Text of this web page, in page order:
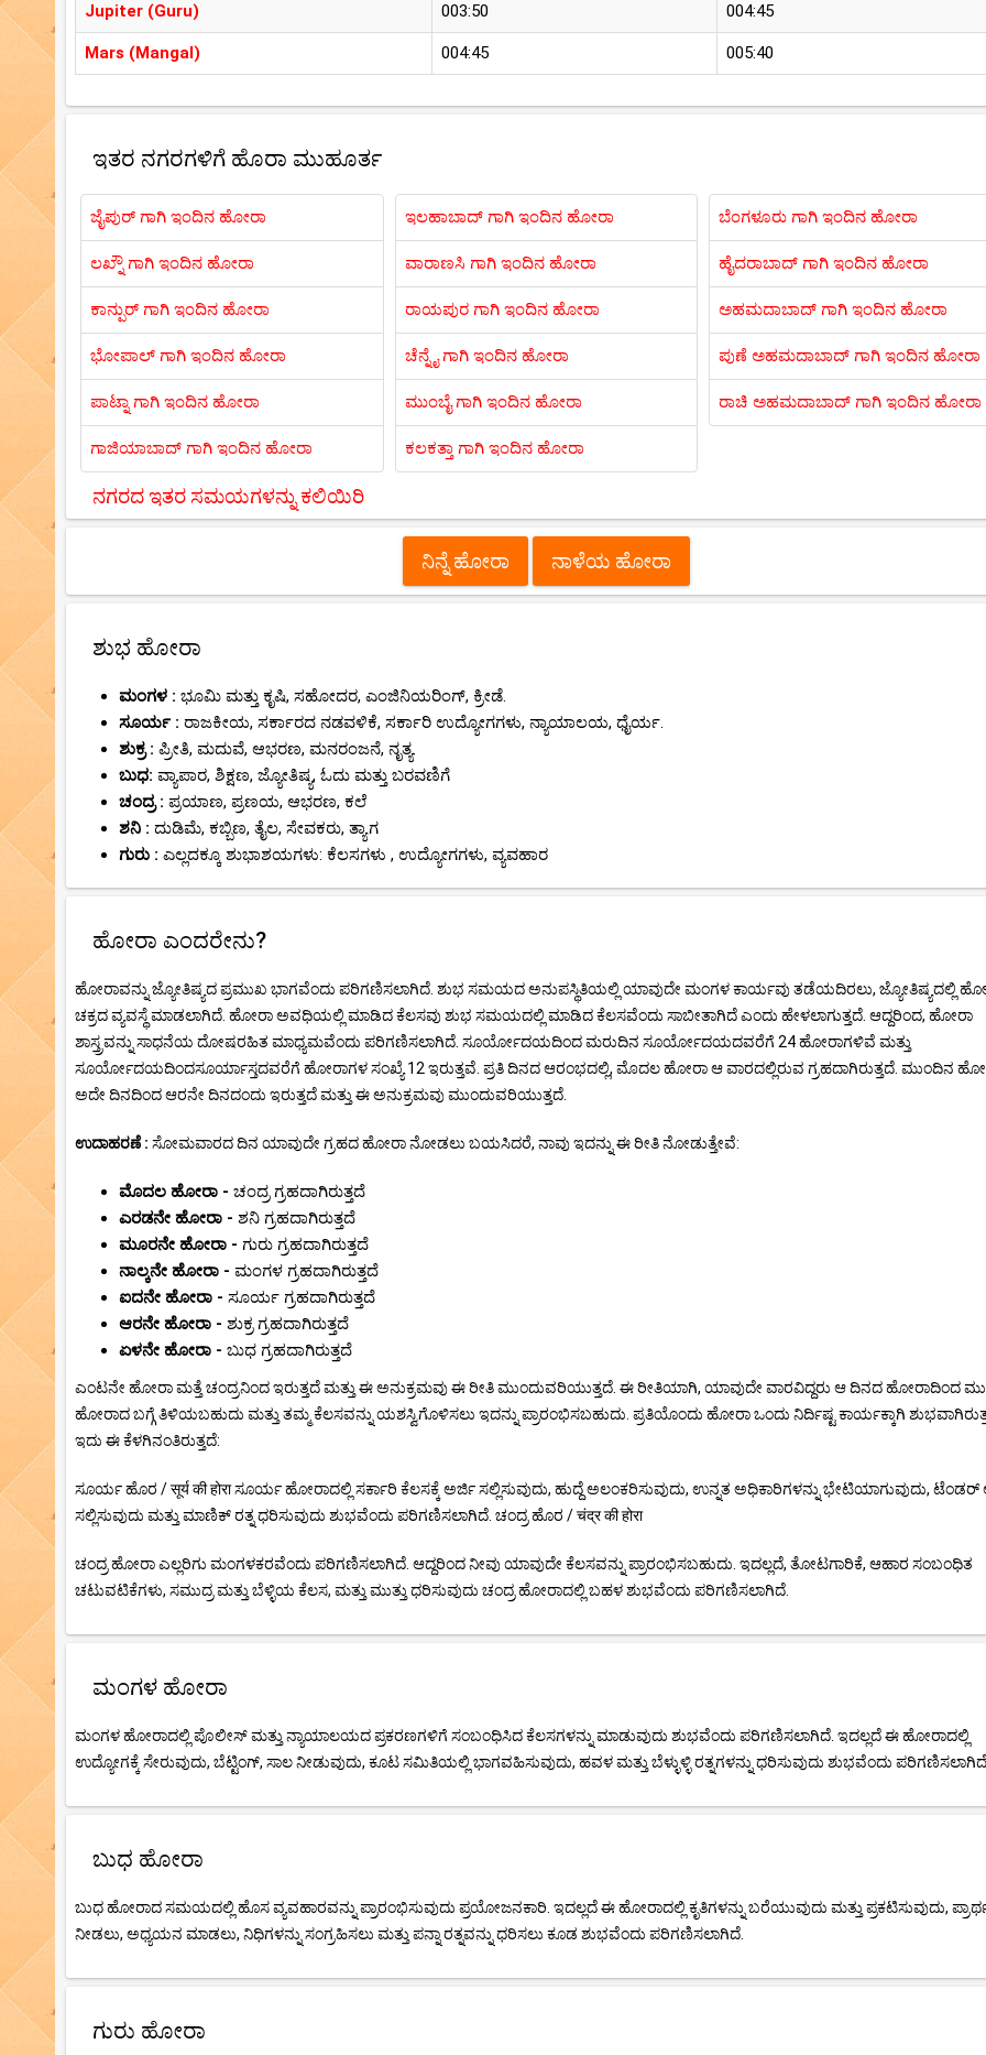
Jupiter (Guru) 003:50 004:45
Mars (Mangal) 004:45 005:40
ಇತರ ನಗರಗಳಿಗೆ ಹೊರಾ ಮುಹೂರ್ತ
ಜೈಪುರ್ ಗಾಗಿ ಇಂದಿನ ಹೋರಾ
ಲಖ್ನೌ ಗಾಗಿ ಇಂದಿನ ಹೋರಾ
ಕಾನ್ಪುರ್ ಗಾಗಿ ಇಂದಿನ ಹೋರಾ
ಭೋಪಾಲ್ ಗಾಗಿ ಇಂದಿನ ಹೋರಾ
ಪಾಟ್ನಾ ಗಾಗಿ ಇಂದಿನ ಹೋರಾ
ಗಾಜಿಯಾಬಾದ್ ಗಾಗಿ ಇಂದಿನ ಹೋರಾ
ಇಲಹಾಬಾದ್ ಗಾಗಿ ಇಂದಿನ ಹೋರಾ
ವಾರಾಣಸಿ ಗಾಗಿ ಇಂದಿನ ಹೋರಾ
ರಾಯಪುರ ಗಾಗಿ ಇಂದಿನ ಹೋರಾ
ಚೆನ್ನೈ ಗಾಗಿ ಇಂದಿನ ಹೋರಾ
ಮುಂಬೈ ಗಾಗಿ ಇಂದಿನ ಹೋರಾ
ಕಲಕತ್ತಾ ಗಾಗಿ ಇಂದಿನ ಹೋರಾ
ಬೆಂಗಳೂರು ಗಾಗಿ ಇಂದಿನ ಹೋರಾ
ಹೈದರಾಬಾದ್ ಗಾಗಿ ಇಂದಿನ ಹೋರಾ
ಅಹಮದಾಬಾದ್ ಗಾಗಿ ಇಂದಿನ ಹೋರಾ
ಪುಣೆ ಅಹಮದಾಬಾದ್ ಗಾಗಿ ಇಂದಿನ ಹೋರಾ
ರಾಚಿ ಅಹಮದಾಬಾದ್ ಗಾಗಿ ಇಂದಿನ ಹೋರಾ
ನಗರದ ಇತರ ಸಮಯಗಳನ್ನು ಕಲಿಯಿರಿ
ನಿನ್ನೆ ಹೋರಾ ನಾಳೆಯ ಹೋರಾ
ಶುಭ ಹೋರಾ
ಮಂಗಳ : ಭೂಮಿ ಮತ್ತು ಕೃಷಿ, ಸಹೋದರ, ಎಂಜಿನಿಯರಿಂಗ್, ಕ್ರೀಡೆ.
ಸೂರ್ಯ : ರಾಜಕೀಯ, ಸರ್ಕಾರದ ನಡವಳಿಕೆ, ಸರ್ಕಾರಿ ಉದ್ಯೋಗಗಳು, ನ್ಯಾಯಾಲಯ, ಧೈರ್ಯ.
ಶುಕ್ರ : ಪ್ರೀತಿ, ಮದುವೆ, ಆಭರಣ, ಮನರಂಜನೆ, ನೃತ್ಯ.
ಬುಧ: ವ್ಯಾಪಾರ, ಶಿಕ್ಷಣ, ಜ್ಯೋತಿಷ್ಯ, ಓದು ಮತ್ತು ಬರವಣಿಗೆ
ಚಂದ್ರ : ಪ್ರಯಾಣ, ಪ್ರಣಯ, ಆಭರಣ, ಕಲೆ
ಶನಿ : ದುಡಿಮೆ, ಕಬ್ಬಿಣ, ತೈಲ, ಸೇವಕರು, ತ್ಯಾಗ
ಗುರು : ಎಲ್ಲದಕ್ಕೂ ಶುಭಾಶಯಗಳು: ಕೆಲಸಗಳು , ಉದ್ಯೋಗಗಳು, ವ್ಯವಹಾರ
ಹೋರಾ ಎಂದರೇನು?
ಹೋರಾವನ್ನು ಜ್ಯೋತಿಷ್ಯದ ಪ್ರಮುಖ ಭಾಗವೆಂದು ಪರಿಗಣಿಸಲಾಗಿದೆ. ಶುಭ ಸಮಯದ ಅನುಪಸ್ಥಿತಿಯಲ್ಲಿ ಯಾವುದೇ ಮಂಗಳ ಕಾರ್ಯವು ತಡೆಯದಿರಲು, ಜ್ಯೋತಿಷ್ಯದಲ್ಲಿ
ಚಕ್ರದ ವ್ಯವಸ್ಥೆ ಮಾಡಲಾಗಿದೆ. ಹೋರಾ ಅವಧಿಯಲ್ಲಿ ಮಾಡಿದ ಕೆಲಸವು ಶುಭ ಸಮಯದಲ್ಲಿ ಮಾಡಿದ ಕೆಲಸವೆಂದು ಸಾಬೀತಾಗಿದೆ ಎಂದು ಹೇಳಲಾಗುತ್ತದೆ. ಆದ್ದರಿಂದ, ಹೋರಾ
ಶಾಸ್ತ್ರವನ್ನು ಸಾಧನೆಯ ದೋಷರಹಿತ ಮಾಧ್ಯಮವೆಂದು ಪರಿಗಣಿಸಲಾಗಿದೆ. ಸೂರ್ಯೋದಯದಿಂದ ಮರುದಿನ ಸೂರ್ಯೋದಯದವರೆಗೆ 24 ಹೋರಾಗಳಿವೆ ಮತ್ತು
ಸೂರ್ಯೋದಯದಿಂದಸೂರ್ಯಾಸ್ತದವರೆಗೆ ಹೋರಾಗಳ ಸಂಖ್ಯೆ 12 ಇರುತ್ತವೆ. ಪ್ರತಿ ದಿನದ ಆರಂಭದಲ್ಲಿ, ಮೊದಲ ಹೋರಾ ಆ ವಾರದಲ್ಲಿರುವ ಗ್ರಹದಾಗಿರುತ್ತದೆ. ಮುಂದಿನ
ಅದೇ ದಿನದಿಂದ ಆರನೇ ದಿನದಂದು ಇರುತ್ತದೆ ಮತ್ತು ಈ ಅನುಕ್ರಮವು ಮುಂದುವರಿಯುತ್ತದೆ.
ಉದಾಹರಣೆ : ಸೋಮವಾರದ ದಿನ ಯಾವುದೇ ಗ್ರಹದ ಹೋರಾ ನೋಡಲು ಬಯಸಿದರೆ, ನಾವು ಇದನ್ನು ಈ ರೀತಿ ನೋಡುತ್ತೇವೆ:
ಮೊದಲ ಹೋರಾ - ಚಂದ್ರ ಗ್ರಹದಾಗಿರುತ್ತದೆ
ಎರಡನೇ ಹೋರಾ - ಶನಿ ಗ್ರಹದಾಗಿರುತ್ತದೆ
ಮೂರನೇ ಹೋರಾ - ಗುರು ಗ್ರಹದಾಗಿರುತ್ತದೆ
ನಾಲ್ಕನೇ ಹೋರಾ - ಮಂಗಳ ಗ್ರಹದಾಗಿರುತ್ತದೆ
ಐದನೇ ಹೋರಾ - ಸೂರ್ಯ ಗ್ರಹದಾಗಿರುತ್ತದೆ
ಆರನೇ ಹೋರಾ - ಶುಕ್ರ ಗ್ರಹದಾಗಿರುತ್ತದೆ
ಏಳನೇ ಹೋರಾ - ಬುಧ ಗ್ರಹದಾಗಿರುತ್ತದೆ
ಎಂಟನೇ ಹೋರಾ ಮತ್ತೆ ಚಂದ್ರನಿಂದ ಇರುತ್ತದೆ ಮತ್ತು ಈ ಅನುಕ್ರಮವು ಈ ರೀತಿ ಮುಂದುವರಿಯುತ್ತದೆ. ಈ ರೀತಿಯಾಗಿ, ಯಾವುದೇ ವಾರವಿದ್ದರು ಆ ದಿನದ ಹೋರಾದಿಂದ
ಹೋರಾದ ಬಗ್ಗೆ ತಿಳಿಯಬಹುದು ಮತ್ತು ತಮ್ಮ ಕೆಲಸವನ್ನು ಯಶಸ್ವಿಗೊಳಿಸಲು ಇದನ್ನು ಪ್ರಾರಂಭಿಸಬಹುದು. ಪ್ರತಿಯೊಂದು ಹೋರಾ ಒಂದು ನಿರ್ದಿಷ್ಟ ಕಾರ್ಯಕ್ಕಾಗಿ
ಇದು ಈ ಕೆಳಗಿನಂತಿರುತ್ತದೆ:
ಸೂರ್ಯ ಹೊರ / सूर्य की होरा ಸೂರ್ಯ ಹೋರಾದಲ್ಲಿ ಸರ್ಕಾರಿ ಕೆಲಸಕ್ಕೆ ಅರ್ಜಿ ಸಲ್ಲಿಸುವುದು, ಹುದ್ದೆ ಅಲಂಕರಿಸುವುದು, ಉನ್ನತ ಅಧಿಕಾರಿಗಳನ್ನು ಭೇಟಿಯಾಗುವುದು,
ಸಲ್ಲಿಸುವುದು ಮತ್ತು ಮಾಣಿಕ್ ರತ್ನ ಧರಿಸುವುದು ಶುಭವೆಂದು ಪರಿಗಣಿಸಲಾಗಿದೆ. ಚಂದ್ರ ಹೊರ / चंद्र की होरा
ಚಂದ್ರ ಹೋರಾ ಎಲ್ಲರಿಗು ಮಂಗಳಕರವೆಂದು ಪರಿಗಣಿಸಲಾಗಿದೆ. ಆದ್ದರಿಂದ ನೀವು ಯಾವುದೇ ಕೆಲಸವನ್ನು ಪ್ರಾರಂಭಿಸಬಹುದು. ಇದಲ್ಲದೆ, ತೋಟಗಾರಿಕೆ, ಆಹಾರ ಸಂಬಂಧಿತ
ಚಟುವಟಿಕೆಗಳು, ಸಮುದ್ರ ಮತ್ತು ಬೆಳ್ಳಿಯ ಕೆಲಸ, ಮತ್ತು ಮುತ್ತು ಧರಿಸುವುದು ಚಂದ್ರ ಹೋರಾದಲ್ಲಿ ಬಹಳ ಶುಭವೆಂದು ಪರಿಗಣಿಸಲಾಗಿದೆ.
ಮಂಗಳ ಹೋರಾ
ಮಂಗಳ ಹೋರಾದಲ್ಲಿ ಪೊಲೀಸ್ ಮತ್ತು ನ್ಯಾಯಾಲಯದ ಪ್ರಕರಣಗಳಿಗೆ ಸಂಬಂಧಿಸಿದ ಕೆಲಸಗಳನ್ನು ಮಾಡುವುದು ಶುಭವೆಂದು ಪರಿಗಣಿಸಲಾಗಿದೆ. ಇದಲ್ಲದೆ ಈ ಹೋರಾದಲ್ಲಿ
ಉದ್ಯೋಗಕ್ಕೆ ಸೇರುವುದು, ಬೆಟ್ಟಿಂಗ್, ಸಾಲ ನೀಡುವುದು, ಕೂಟ ಸಮಿತಿಯಲ್ಲಿ ಭಾಗವಹಿಸುವುದು, ಹವಳ ಮತ್ತು ಬೆಳ್ಳುಳ್ಳಿ ರತ್ನಗಳನ್ನು ಧರಿಸುವುದು ಶುಭವೆಂದು
ಬುಧ ಹೋರಾ
ಬುಧ ಹೋರಾದ ಸಮಯದಲ್ಲಿ ಹೊಸ ವ್ಯವಹಾರವನ್ನು ಪ್ರಾರಂಭಿಸುವುದು ಪ್ರಯೋಜನಕಾರಿ. ಇದಲ್ಲದೆ ಈ ಹೋರಾದಲ್ಲಿ ಕೃತಿಗಳನ್ನು ಬರೆಯುವುದು ಮತ್ತು ಪ್ರಕಟಿಸುವುದು,
ನೀಡಲು, ಅಧ್ಯಯನ ಮಾಡಲು, ನಿಧಿಗಳನ್ನು ಸಂಗ್ರಹಿಸಲು ಮತ್ತು ಪನ್ನಾ ರತ್ನವನ್ನು ಧರಿಸಲು ಕೂಡ ಶುಭವೆಂದು ಪರಿಗಣಿಸಲಾಗಿದೆ.
ಗುರು ಹೋರಾ